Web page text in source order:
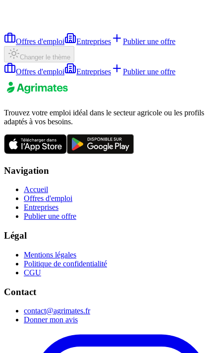
Offres d'emploi Entreprises Publier une offre
Changer le thème
Offres d'emploi Entreprises Publier une offre
Trouvez votre emploi idéal dans le secteur agricole ou les profils
adaptés à vos besoins.
Navigation
Accueil
Offres d'emploi
Entreprises
Publier une offre
Légal
Mentions légales
Politique de confidentialité
CGU
Contact
contact@agrimates.fr
Donner mon avis